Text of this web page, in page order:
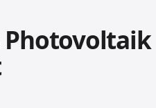
Photovoltaik